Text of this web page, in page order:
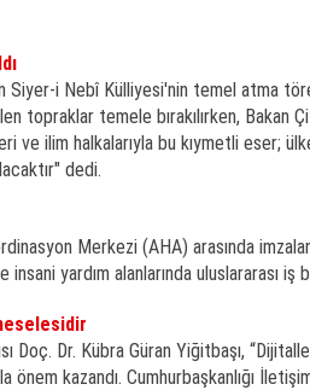
i Nebî Külliyesi'nin temel atma
topraklar temele bırakılırken, Bakan
ve ilim halkalarıyla bu kıymetli eser;
dedi.
Merkezi (AHA) arasında
yardım alanlarında uluslararası iş
Doç. Dr. Kübra Güran Yiğitbaşı,
kazandı. Cumhurbaşkanlığı